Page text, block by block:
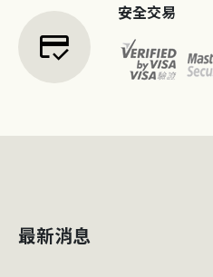
credit_score
安全交易
最新消息